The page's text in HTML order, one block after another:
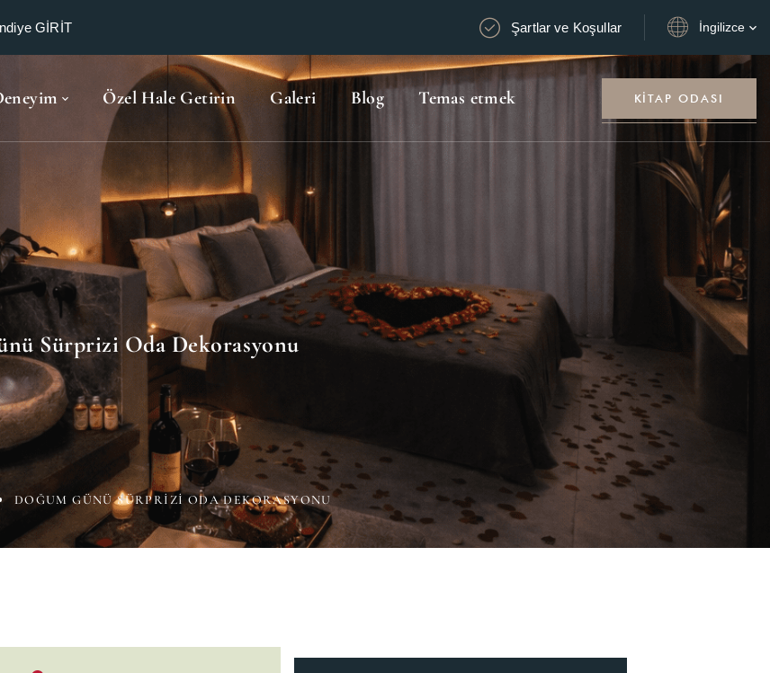
GİRİT Şartlar ve Koşullar İngilizce
Özel Hale Getirin Galeri Blog Temas etmek KITAP ODASI
Sürprizi Oda Dekorasyonu
DOĞUM GÜNÜ SÜRPRIZI ODA DEKORASYONU